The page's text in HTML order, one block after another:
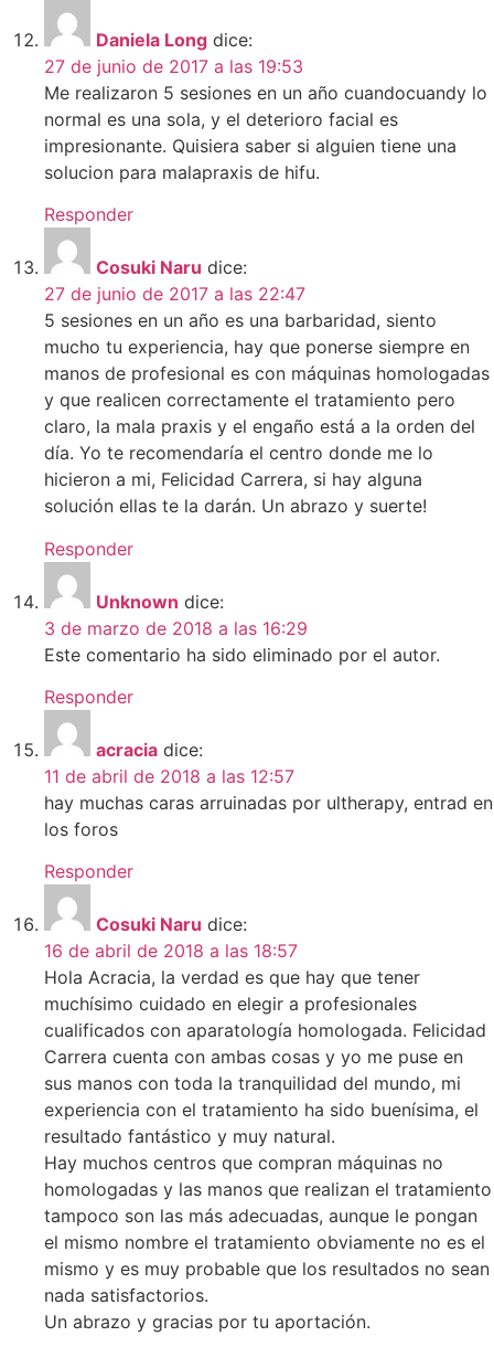
Daniela Long dice:
27 de junio de 2017 a las 19:53
Me realizaron 5 sesiones en un año cuandocuandy lo
normal es una sola, y el deterioro facial es
impresionante. Quisiera saber si alguien tiene una
solucion para malapraxis de hifu.
Responder
Cosuki Naru dice:
27 de junio de 2017 a las 22:47
5 sesiones en un año es una barbaridad, siento
mucho tu experiencia, hay que ponerse siempre en
manos de profesional es con máquinas homologadas
y que realicen correctamente el tratamiento pero
claro, la mala praxis y el engaño está a la orden del
día. Yo te recomendaría el centro donde me lo
hicieron a mi, Felicidad Carrera, si hay alguna
solución ellas te la darán. Un abrazo y suerte!
Responder
Unknown dice:
3 de marzo de 2018 a las 16:29
Este comentario ha sido eliminado por el autor.
Responder
acracia dice:
11 de abril de 2018 a las 12:57
hay muchas caras arruinadas por ultherapy, entrad en
los foros
Responder
Cosuki Naru dice:
16 de abril de 2018 a las 18:57
Hola Acracia, la verdad es que hay que tener
muchísimo cuidado en elegir a profesionales
cualificados con aparatología homologada. Felicidad
Carrera cuenta con ambas cosas y yo me puse en
sus manos con toda la tranquilidad del mundo, mi
experiencia con el tratamiento ha sido buenísima, el
resultado fantástico y muy natural.
Hay muchos centros que compran máquinas no
homologadas y las manos que realizan el tratamiento
tampoco son las más adecuadas, aunque le pongan
el mismo nombre el tratamiento obviamente no es el
mismo y es muy probable que los resultados no sean
nada satisfactorios.
Un abrazo y gracias por tu aportación.